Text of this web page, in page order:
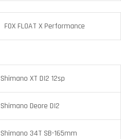
FOX FLOAT X Performance
Shimano XT DI2 12sp
Shimano Deore DI2
Shimano 34T SB-165mm